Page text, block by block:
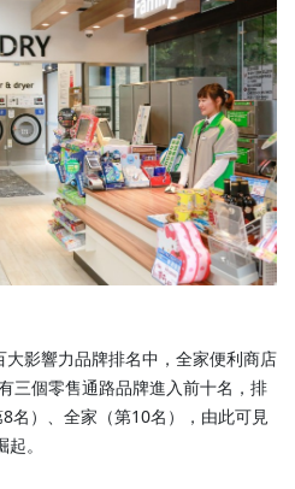
影響力品牌排名中，全家便利商店
三個零售通路品牌進入前十名，排
名）、全家（第10名），由此可見
。